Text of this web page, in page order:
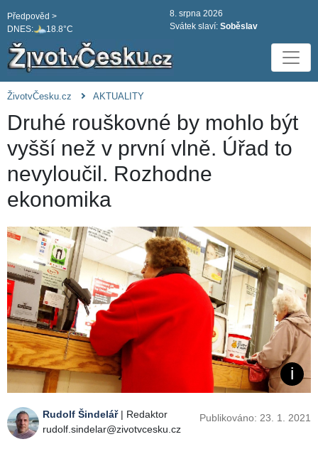
DNES: 18.8°C
Předpověd >
8. srpna 2026
Svátek slaví: Soběslav
ŽivotvČesku.cz AKTUALITY
Druhé rouškovné by mohlo být
vyšší než v první vlně. Úřad to
nevyloučil. Rozhodne
ekonomika
Rudolf Šindelář| Redaktor
rudolf.sindelar@zivotvcesku.cz
Publikováno: 23. 1. 2021